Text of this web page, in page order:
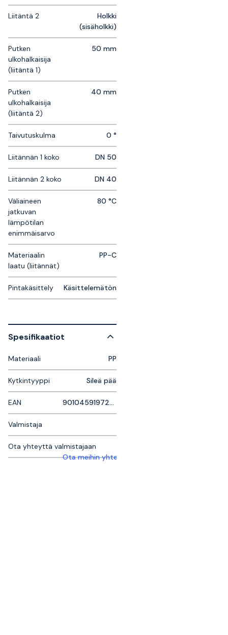
Liitäntä 2
Holkki
(sisäholkki)
Putken
ulkohalkaisija
(liitäntä 1)
50 mm
Putken
ulkohalkaisija
(liitäntä 2)
40 mm
Taivutuskulma 0 °
Liitännän 1 koko DN 50
Liitännän 2 koko DN 40
Väliaineen
jatkuvan
lämpötilan
enimmäisarvo
80 °C
Materiaalin
laatu (liitännät)
PP-C
Pintakäsittely Käsittelemätön
Spesifikaatiot
Materiaali PP
Kytkintyyppi Sileä pää
EAN 9010459197238
Valmistaja
Ota yhteyttä valmistajaan
Ota meihin yhteyttä saadaksesi lisätietoja